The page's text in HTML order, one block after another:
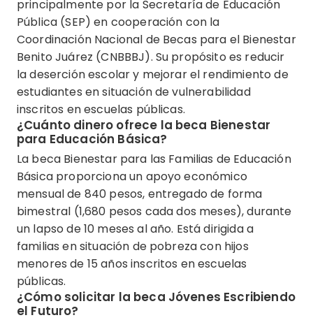
principalmente por la Secretaría de Educación
Pública (SEP) en cooperación con la
Coordinación Nacional de Becas para el Bienestar
Benito Juárez (CNBBBJ). Su propósito es reducir
la deserción escolar y mejorar el rendimiento de
estudiantes en situación de vulnerabilidad
inscritos en escuelas públicas.
¿Cuánto dinero ofrece la beca Bienestar
para Educación Básica?
La beca Bienestar para las Familias de Educación
Básica proporciona un apoyo económico
mensual de 840 pesos, entregado de forma
bimestral (1,680 pesos cada dos meses), durante
un lapso de 10 meses al año. Está dirigida a
familias en situación de pobreza con hijos
menores de 15 años inscritos en escuelas
públicas.
¿Cómo solicitar la beca Jóvenes Escribiendo
el Futuro?